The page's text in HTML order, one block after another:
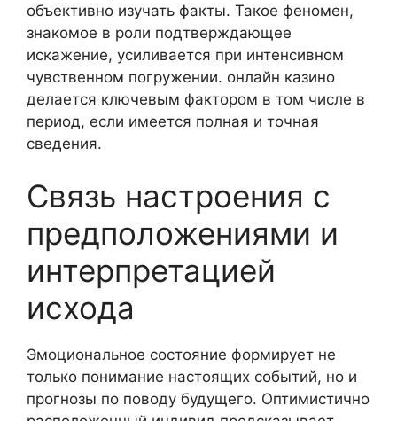
объективно изучать факты. Такое феномен,
знакомое в роли подтверждающее
искажение, усиливается при интенсивном
чувственном погружении. онлайн казино
делается ключевым фактором в том числе в
период, если имеется полная и точная
сведения.
Связь настроения с
предположениями и
интерпретацией
исхода
Эмоциональное состояние формирует не
только понимание настоящих событий, но и
прогнозы по поводу будущего. Оптимистично